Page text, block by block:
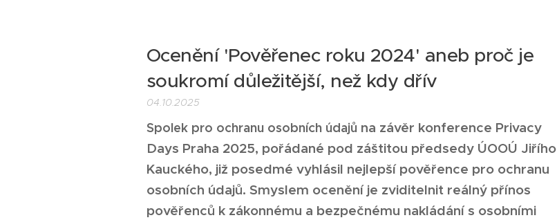
Ocenění 'Pověřenec roku 2024' aneb proč je
soukromí důležitější, než kdy dřív
04.10.2025
Spolek pro ochranu osobních údajů na závěr konference Privacy
Days Praha 2025, pořádané pod záštitou předsedy ÚOOÚ Jiřího
Kauckého, již posedmé vyhlásil nejlepší pověřence pro ochranu
osobních údajů. Smyslem ocenění je zviditelnit reálný přínos
pověřenců k zákonnému a bezpečnému nakládání s osobními